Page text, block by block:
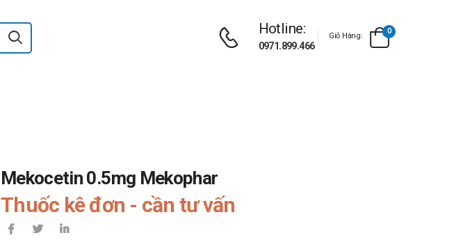
Hotline:
0971.899.466
Giỏ Hàng:
0
Mekocetin 0.5mg Mekophar
Thuốc kê đơn - cần tư vấn